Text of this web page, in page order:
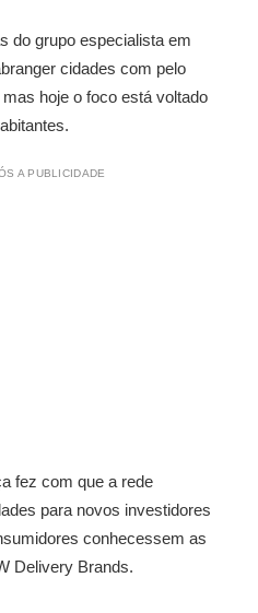
do grupo especialista em
cidades com pelo
hoje o foco está voltado
A PUBLICIDADE
fez com que a rede
para novos investidores
conhecessem as
Delivery Brands.